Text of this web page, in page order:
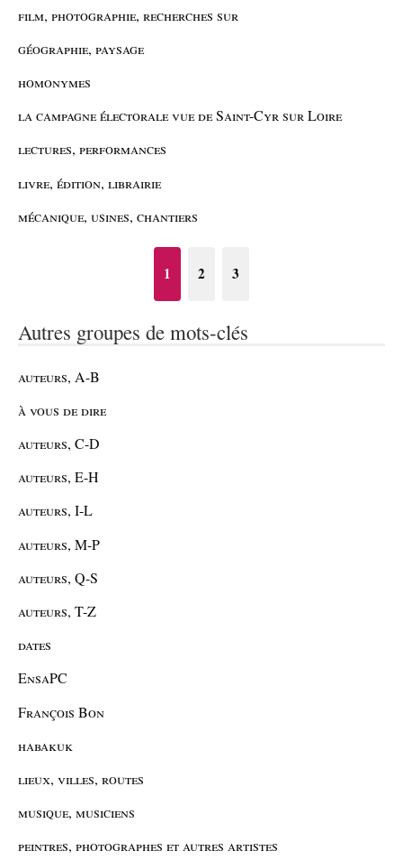
film, photographie, recherches sur
géographie, paysage
homonymes
la campagne électorale vue de Saint-Cyr sur Loire
lectures, performances
livre, édition, librairie
mécanique, usines, chantiers
1 2 3
Autres groupes de mots-clés
auteurs, A-B
à vous de dire
auteurs, C-D
auteurs, E-H
auteurs, I-L
auteurs, M-P
auteurs, Q-S
auteurs, T-Z
dates
EnsaPC
François Bon
habakuk
lieux, villes, routes
musique, musiciens
peintres, photographes et autres artistes